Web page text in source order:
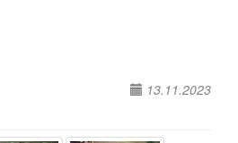
13.11.2023